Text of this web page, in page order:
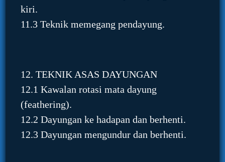
kiri.
11.3 Teknik memegang pendayung.
12. TEKNIK ASAS DAYUNGAN
12.1 Kawalan rotasi mata dayung
(feathering).
12.2 Dayungan ke hadapan dan berhenti.
12.3 Dayungan mengundur dan berhenti.